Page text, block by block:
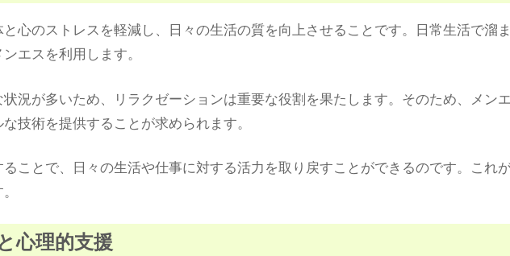
心のストレスを軽減し、日々の生活の質を向上させることです。日常生活で溜
エスを利用します。
況が多いため、リラクゼーションは重要な役割を果たします。そのため、メン
技術を提供することが求められます。
ことで、日々の生活や仕事に対する活力を取り戻すことができるのです。これ
心理的支援